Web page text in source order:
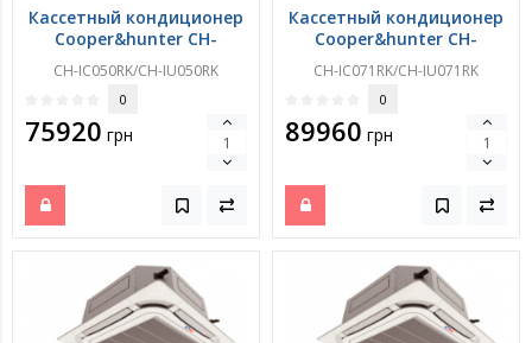
Кассетный кондиционер
Cooper&hunter CH-
IC050RK/CH-IU050RK
CH-IC050RK/CH-IU050RK
0
75920 грн
Кассетный кондиционер
Cooper&hunter CH-
IC071RK/CH-IU071RK
CH-IC071RK/CH-IU071RK
0
89960 грн